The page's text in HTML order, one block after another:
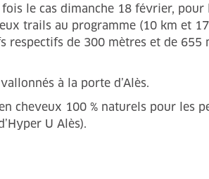
le cas dimanche 18 février, pour
trails au programme (10 km et
respectifs de 300 mètres et de 655
à la porte d’Alès.
cheveux 100 % naturels pour les
U Alès).